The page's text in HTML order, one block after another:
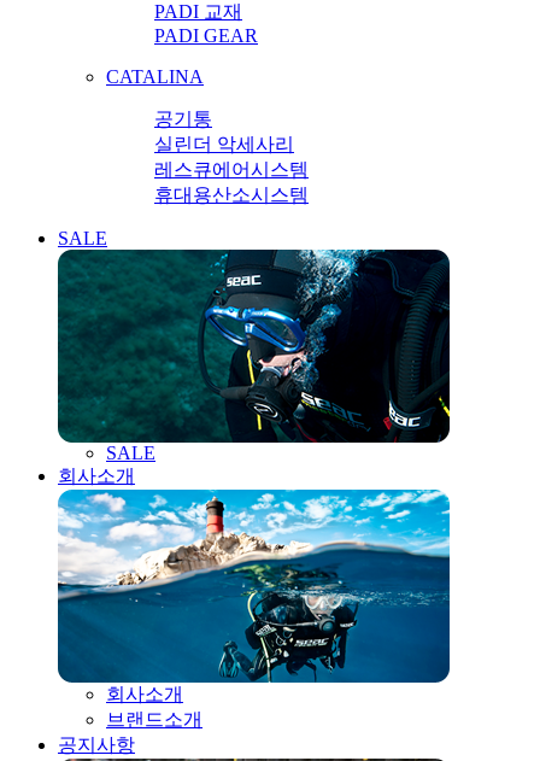
PADI 교재
PADI GEAR
CATALINA
공기통
실린더 악세사리
레스큐에어시스템
휴대용산소시스템
SALE
SALE
회사소개
회사소개
브랜드소개
공지사항